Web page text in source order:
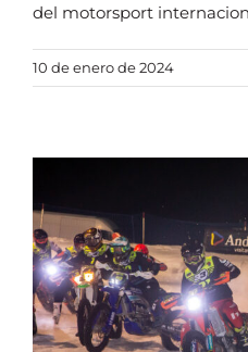
del motorsport
10 de enero de 2024